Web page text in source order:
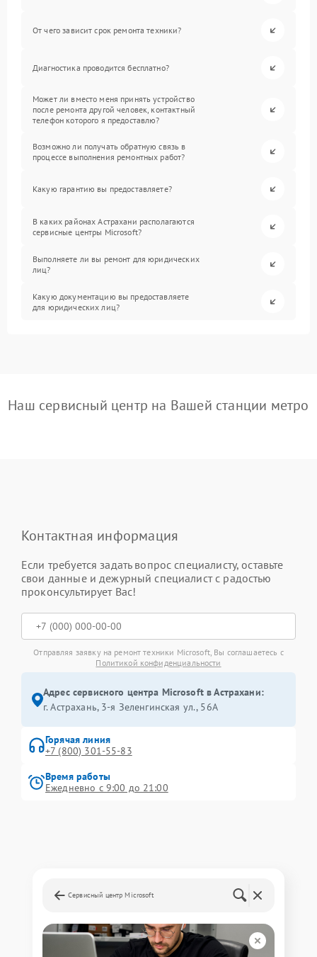
От чего зависит срок ремонта техники?
Диагностика проводится бесплатно?
Может ли вместо меня принять устройство
после ремонта другой человек, контактный
телефон которого я предоставлю?
Возможно ли получать обратную связь в
процессе выполнения ремонтных работ?
Какую гарантию вы предоставляете?
В каких районах Астрахани располагаются
сервисные центры Microsoft?
Выполняете ли вы ремонт для юридических
лиц?
Какую документацию вы предоставляете
для юридических лиц?
Наш сервисный центр на Вашей станции метро
Контактная информация
Если требуется задать вопрос специалисту, оставьте
свои данные и дежурный специалист с радостью
проконсультирует Вас!
Отправляя заявку на ремонт техники Microsoft, Вы соглашаетесь с
Политикой конфиденциальности
Адрес сервисного центра Microsoft в Астрахани:
г. Астрахань, 3-я Зеленгинская ул., 56А
Горячая линия
+7 (800) 301-55-83
Время работы
Ежедневно с 9:00 до 21:00
Сервисный центр Microsoft